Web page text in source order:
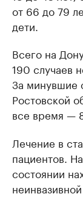
от 66 до 79
дети.
Всего на
190 случаев
За минувшие
Ростовской
все время —
Лечение в
пациентов.
состоянии